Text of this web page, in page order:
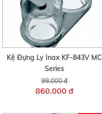
Kệ Đựng Ly Inax KF-843V MC
Series
99.000 đ
860.000 đ